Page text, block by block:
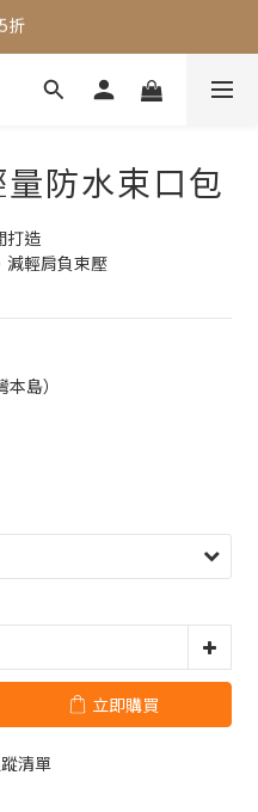
享免運
享免運
購物金
即享免運防水束口包
打造
減輕肩負束壓
島）
立即購買
清單